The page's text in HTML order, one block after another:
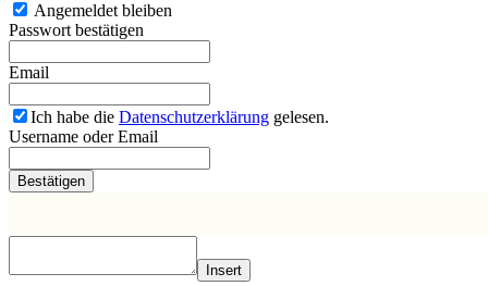
Angemeldet bleiben
Passwort bestätigen
Email
Ich habe die Datenschutzerklärung gelesen.
Username oder Email
Insert